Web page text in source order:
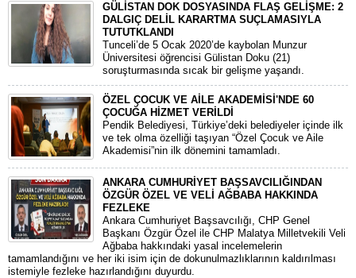
GÜLİSTAN DOK DOSYASINDA FLAŞ GELİŞME: 2
DALGIÇ DELİL KARARTMA SUÇLAMASIYLA
TUTUTKLANDI
​Tunceli’de 5 Ocak 2020’de kaybolan Munzur
Üniversitesi öğrencisi Gülistan Doku (21)
soruşturmasında sıcak bir gelişme yaşandı.
ÖZEL ÇOCUK VE AİLE AKADEMİSİ'NDE 60
ÇOCUĞA HİZMET VERİLDİ
Pendik Belediyesi, Türkiye’deki belediyeler içinde ilk
ve tek olma özelliği taşıyan “Özel Çocuk ve Aile
Akademisi”nin ilk dönemini tamamladı.
ANKARA CUMHURİYET BAŞSAVCILIĞINDAN
ÖZGÜR ÖZEL VE VELİ AĞBABA HAKKINDA
FEZLEKE
​Ankara Cumhuriyet Başsavcılığı, CHP Genel
Başkanı Özgür Özel ile CHP Malatya Milletvekili Veli
Ağbaba hakkındaki yasal incelemelerin
tamamlandığını ve her iki isim için de dokunulmazlıklarının kaldırılması
istemiyle fezleke hazırlandığını duyurdu.